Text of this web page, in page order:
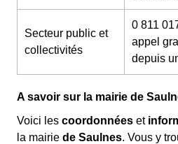
Secteur public et
collectivités
0 811
appel
depuis
A savoir sur la mairie de
Voici les coordonnées et
la mairie de Saulnes. Vous y